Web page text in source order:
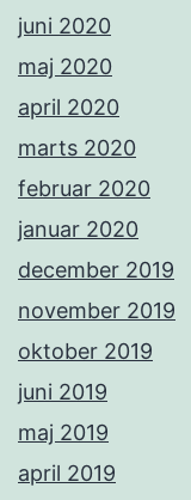
juni 2020
maj 2020
april 2020
marts 2020
februar 2020
januar 2020
december 2019
november 2019
oktober 2019
juni 2019
maj 2019
april 2019